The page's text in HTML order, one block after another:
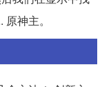
神主。